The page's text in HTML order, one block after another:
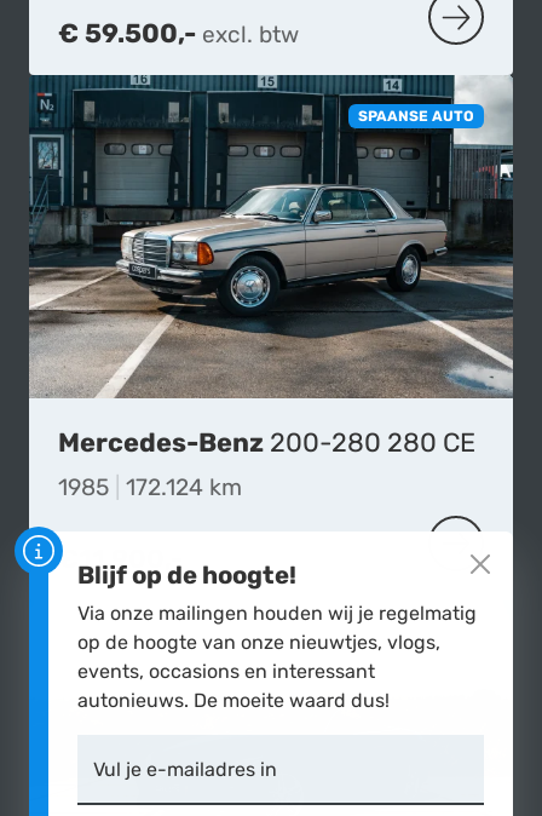
€ 59.500,- excl. btw MEER
SPAANSE AUTO
Mercedes-Benz 200-280 280 CE
1985 172.124 km
€11.900,- MEER
Blijf op de hoogte!
Via onze mailingen houden wij je regelmatig
op de hoogte van onze nieuwtjes, vlogs,
events, occasions en interessant
autonieuws. De moeite waard dus!
Vul je e-mailadres in